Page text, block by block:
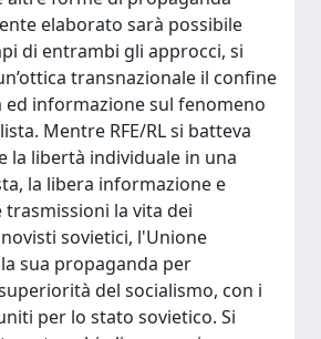
elaborato sarà possibile
di entrambi gli approcci, si
transnazionale il confine
informazione sul fenomeno
Mentre RFE/RL si batteva
la libertà individuale in una
la libera informazione e
trasmissioni la vita dei
sovietici, l'Unione
sua propaganda per
del socialismo, con i
per lo stato sovietico. Si